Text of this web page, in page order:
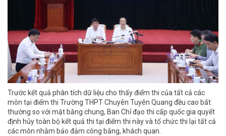
Trước kết quả phân tích dữ liệu cho thấy điểm thi của tất cả các
môn tại điểm thi Trường THPT Chuyên Tuyên Quang đều cao bất
thường so với mặt bằng chung, Ban Chỉ đạo thi cấp quốc gia quyết
định hủy toàn bộ kết quả thi tại điểm thi này và tổ chức thi lại tất cả
các môn nhằm bảo đảm công bằng, khách quan.